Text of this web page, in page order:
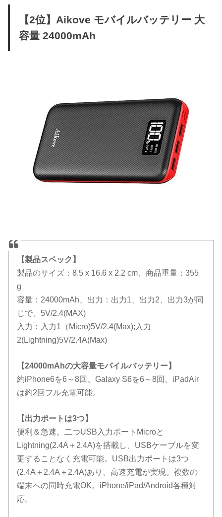
【2位】Aikove モバイルバッテリー 大
容量 24000mAh
【製品スペック】
製品のサイズ：8.5 x 16.6 x 2.2 cm、商品重量：355
g
容量：24000mAh、出力：出力1、出力2、出力3が同
じで、5V/2.4(MAX)
入力：入力1（Micro)5V/2.4(Max);入力
2(Lightning)5V/2.4A(Max)
【24000mAhの大容量モバイルバッテリー】
約iPhone6を6～8回、Galaxy S6を6～8回、iPadAir
は約2回フル充電可能。
【出力ポートは3つ】
便利＆急速。二つUSB入力ポートMicroと
Lightning(2.4A＋2.4A)を搭載し、USBケーブルを変
更することなく充電可能。USB出力ポートは3つ
(2.4A＋2.4A＋2.4A)あり、高速充電が実現。複数の
端末への同時充電OK。iPhone/iPad/Android各種対
応。